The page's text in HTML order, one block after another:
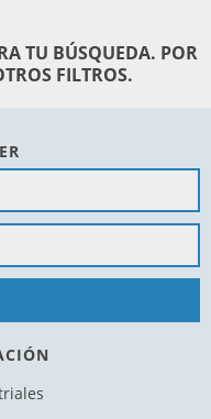
TU BÚSQUEDA. POR
FILTROS.